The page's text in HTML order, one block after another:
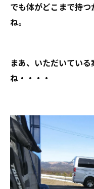
でも体がどこまで持
ね。
まあ、いただいてい
ね・・・・